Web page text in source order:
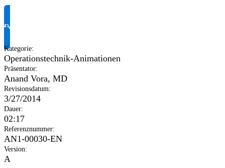
Produktinformationen anfragen
Kategorie:
Operationstechnik-Animationen
Präsentator:
Anand Vora, MD
Revisionsdatum:
3/27/2014
Dauer:
02:17
Referenznummer:
AN1-00030-EN
Version:
A